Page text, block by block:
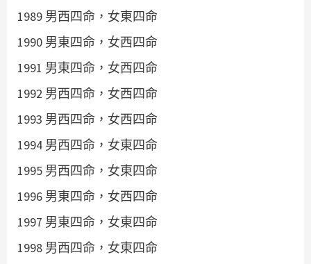
1989 男西四命，女東四命
1990 男東四命，女西四命
1991 男東四命，女西四命
1992 男西四命，女西四命
1993 男西四命，女西四命
1994 男西四命，女東四命
1995 男西四命，女東四命
1996 男東四命，女西四命
1997 男東四命，女東四命
1998 男西四命，女東四命